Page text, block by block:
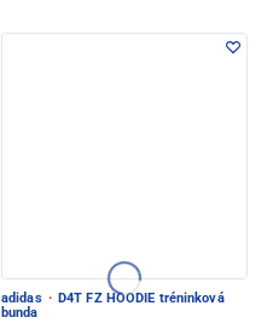
adidas · D4T FZ HOODIE tréninková
bunda